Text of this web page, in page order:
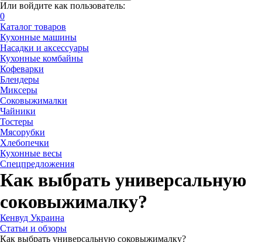
Или войдите как пользователь:
0
Каталог товаров
Кухонные машины
Насадки и аксессуары
Кухонные комбайны
Кофеварки
Блендеры
Миксеры
Соковыжималки
Чайники
Тостеры
Мясорубки
Хлебопечки
Кухонные весы
Спецпредложения
Как выбрать универсальную
соковыжималку?
Кенвуд Украина
Статьи и обзоры
Как выбрать универсальную соковыжималку?